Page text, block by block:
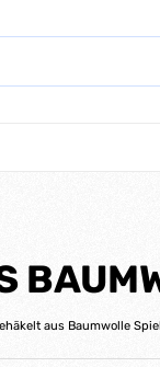
aus Baumwolle